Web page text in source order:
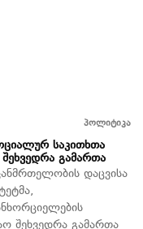
პოლიტიკა
საკითხთა
გამართა
დაცვისა
შეხვედრა გამართა